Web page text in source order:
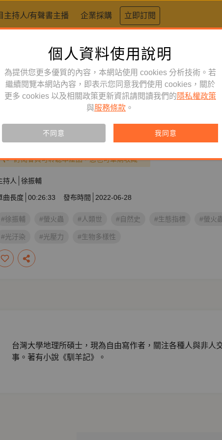
主持人/有聲書主播 企業採購 立即訂閱
訂閱 節目 知識好好玩
｜螢火蟲被燈照到就會死
訂閱會員可聆聽本產品，您也可單購收藏。
持人 徐振輔
曲長度 00:26:33 發布時間 2022-06-28
#徐振輔 #螢火蟲 #人類世 #自然史 #生態指標 #螢火
#光汙染 #光壓力 #生物多樣性
台灣大學地理所碩士，現為自由寫作者，關注各種人與非人
事。著有小說《馴羊記》。
個人資料使用說明
為提供您更多優質的內容，本網站使用 cookies 分析技術。若
繼續閱覽本網站內容，即表示您同意我們使用 cookies，關於
更多 cookies 以及相關政策更新資訊請閱讀我們的 隱私權政策
與服務條款 。
不同意 我同意